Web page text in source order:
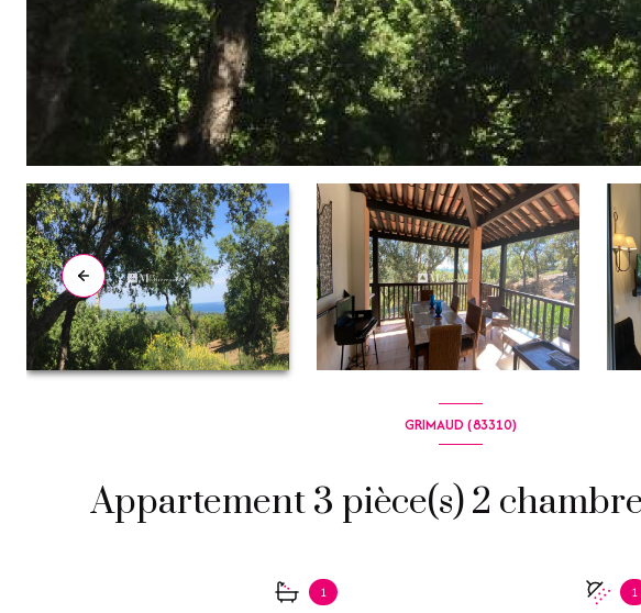
GRIMAUD (83310)
1 1